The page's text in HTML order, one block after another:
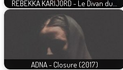
REBEKKA KARIJORD - Le Divan du…
ADNA - Closure (2017)